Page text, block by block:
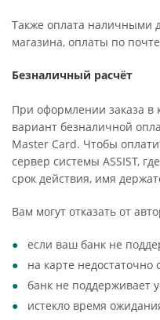
Также оплата наличными
магазина, оплаты по
Безналичный расчёт
При оформлении заказа в
вариант безналичной
Master Card. Чтобы
сервер системы ASSIST,
срок действия, имя
Вам могут отказать от
если ваш банк не
на карте недостаточно
банк не поддерживает
истекло время